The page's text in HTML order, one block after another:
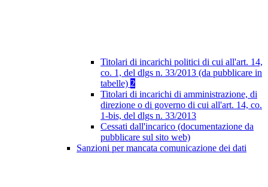
Titolari di incarichi politici di cui all'art. 14,
co. 1, del dlgs n. 33/2013 (da pubblicare in
tabelle) 2
Titolari di incarichi di amministrazione, di
direzione o di governo di cui all'art. 14, co.
1-bis, del dlgs n. 33/2013
Cessati dall'incarico (documentazione da
pubblicare sul sito web)
Sanzioni per mancata comunicazione dei dati